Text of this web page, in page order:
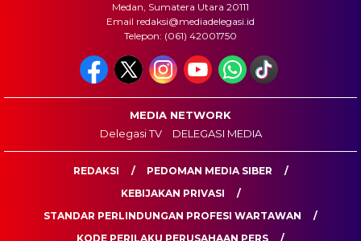
Medan, Sumatera Utara 20111
Email redaksi@mediadelegasi.id
Telepon: (061) 42001750
MEDIA NETWORK
Delegasi TV
DELEGASI MEDIA
REDAKSI
PEDOMAN MEDIA SIBER
KEBIJAKAN PRIVASI
STANDAR PERLINDUNGAN PROFESI WARTAWAN
KODE PERILAKU PERUSAHAAN PERS